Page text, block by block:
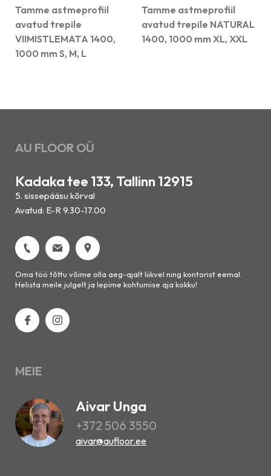
Tamme astmeprofiil
avatud trepile
VIIMISTLEMATA 1400,
1000 mm S, M, L
Tamme astmeprofiil
avatud trepile NATURAL
1400, 1000 mm XL, XXL
AU FLOOR OÜ
Kadaka tee 133, Tallinn 12915
5. sissepääsu kõrval
Avatud: E-R 9.30-17.00
Oma töö tõttu võime olla aeg-ajalt liikvel ning kontorist eemal.
Helista meile julgelt ja lepime kohtumise aja kokku!
MEIE
Aivar Unga
+372 506 3550
aivar@aufloor.ee